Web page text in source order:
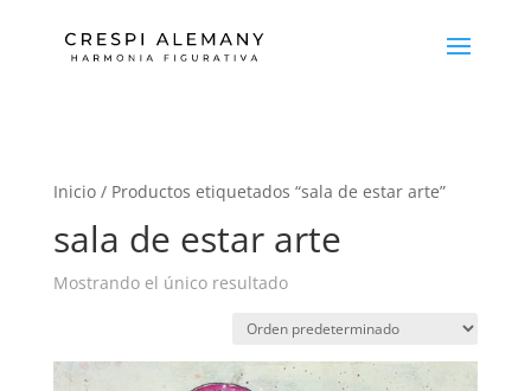
Inicio/ Productos etiquetados “sala de estar arte”
sala de estar arte
Mostrando el único resultado